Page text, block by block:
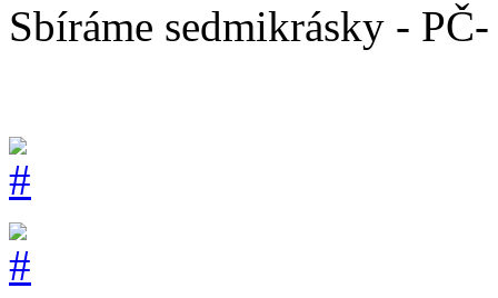
Sbíráme sedmikrásky -